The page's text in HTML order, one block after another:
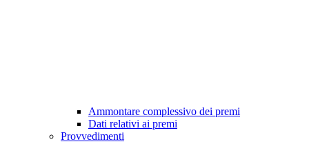
Ammontare complessivo dei premi
Dati relativi ai premi
Provvedimenti